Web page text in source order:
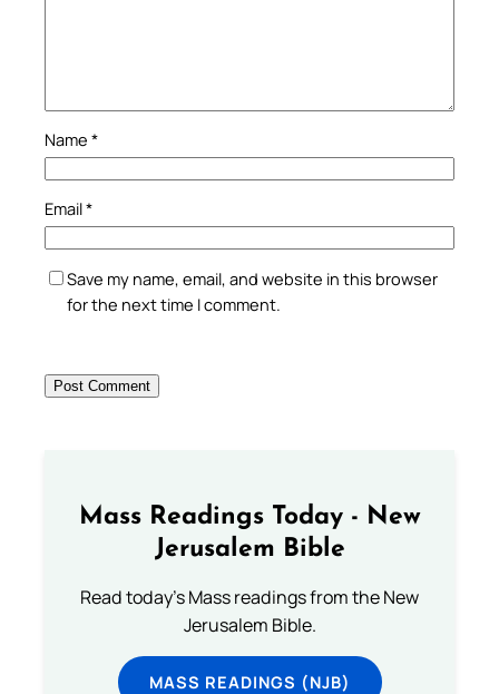
Name *
Email*
Save my name, email, and website in this browser
for the next time I comment.
Mass Readings Today - New
Jerusalem Bible
Read today's Mass readings from the New
Jerusalem Bible.
MASS READINGS (NJB)